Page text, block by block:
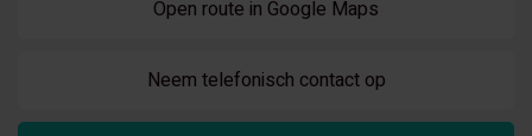
Open route in Google Maps
Neem telefonisch contact op